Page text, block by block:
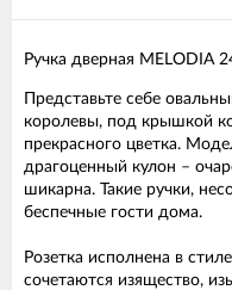
Ручка дверная MELODIA
Представьте себе
королевы, под крышкой
прекрасного цветка.
драгоценный кулон –
шикарна. Такие ручки,
беспечные гости дома.
Розетка исполнена в
сочетаются изящество,